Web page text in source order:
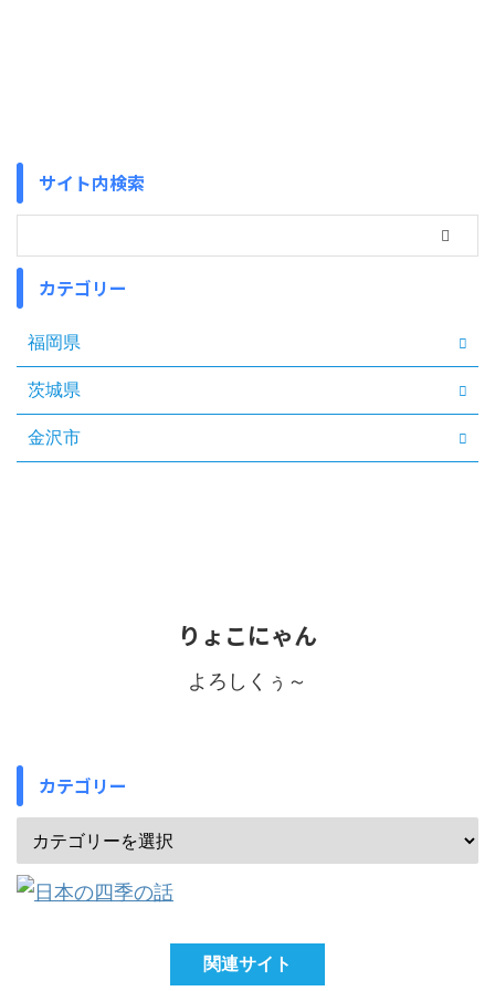
サイト内検索
カテゴリー
福岡県
茨城県
金沢市
りょこにゃん
よろしくぅ～
カテゴリー
関連サイト